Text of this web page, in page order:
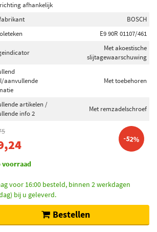
afhankelijk
BOSCH
E9 90R 01107/461
Met akoestische
slijtagewaarschuwing
aanvullende
Met toebehoren
artikelen /
info 2
Met remzadelschroef
-52%
voorraad
voor 16:00 besteld, binnen 2 werkdagen
bij u geleverd.
Bestellen